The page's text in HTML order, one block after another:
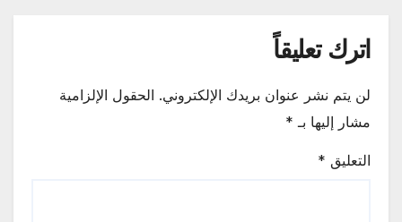
اترك تعليقاً
لن يتم نشر عنوان بريدك الإلكتروني. الحقول الإلزامية
مشار إليها بـ *
التعليق *